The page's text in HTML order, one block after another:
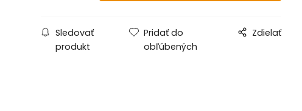
Sledovať
produkt
Pridať do
obľúbených
Zdielať